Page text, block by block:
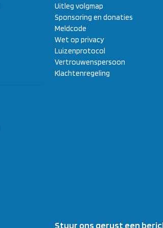
Uitleg volgmap
Sponsoring en donaties
Meldcode
Wet op privacy
Luizenprotocol
Vertrouwenspersoon
Klachtenregeling
Stuur ons gerust een